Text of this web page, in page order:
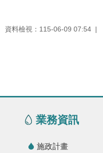
資料檢視：115-06-09 07:54
業務資訊
施政計畫